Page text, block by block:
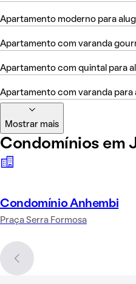
Apartamento moderno para
Apartamento com varanda
Apartamento com quintal para
Apartamento com varanda para
Mostrar mais
Condomínios em
Condomínio Anhembi
Praça Serra Formosa